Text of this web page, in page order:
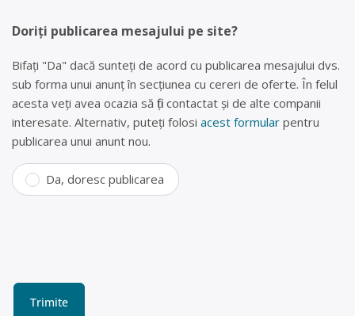
Doriți publicarea mesajului pe site?
Bifați "Da" dacă sunteți de acord cu publicarea mesajului dvs.
sub forma unui anunț în secțiunea cu cereri de oferte. În felul
acesta veți avea ocazia să fiți contactat și de alte companii
interesate. Alternativ, puteți folosi acest formular pentru
publicarea unui anunt nou.
Da, doresc publicarea